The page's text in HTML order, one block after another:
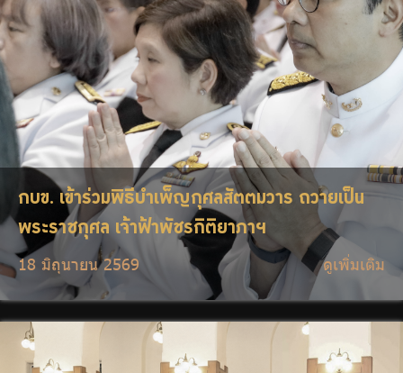
กบข. เข้าร่วมพิธีบำเพ็ญกุศลสัตตมวาร ถวายเป็น
พระราชกุศล เจ้าฟ้าพัชรกิติยาภาฯ
18 มิถุนายน 2569 ดูเพิ่มเติม